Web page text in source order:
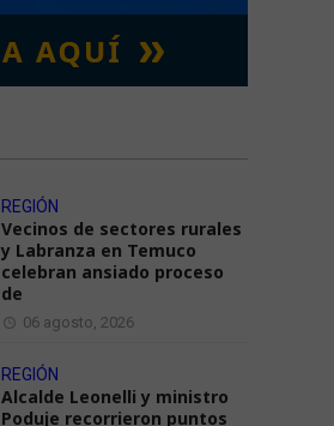
REGIÓN
Vecinos de sectores rurales
y Labranza en Temuco
celebran ansiado proceso
de
06 agosto, 2026
REGIÓN
Alcalde Leonelli y ministro
Poduje recorrieron puntos